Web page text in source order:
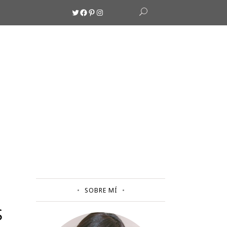
Twitter
Facebook
Pinterest
Instagram
SOBRE MÍ